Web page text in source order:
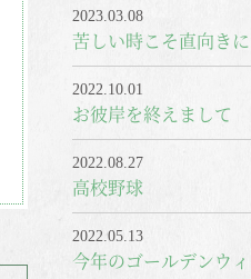
2023.03.08
苦しい時こそ直向きに
2022.10.01
お彼岸を終えまして
2022.08.27
高校野球
2022.05.13
今年のゴールデンウ